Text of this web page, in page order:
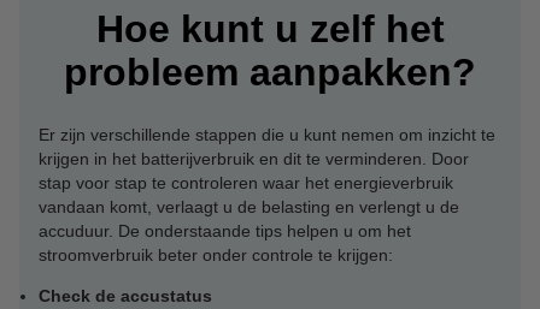
Hoe kunt u zelf het
probleem aanpakken?
Er zijn verschillende stappen die u kunt nemen om inzicht te
krijgen in het batterijverbruik en dit te verminderen. Door
stap voor stap te controleren waar het energieverbruik
vandaan komt, verlaagt u de belasting en verlengt u de
accuduur. De onderstaande tips helpen u om het
stroomverbruik beter onder controle te krijgen:
Check de accustatus